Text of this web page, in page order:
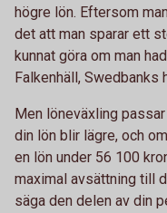
högre lön. Eftersom
det att man sparar ett
kunnat göra om man
Falkenhäll, Swedbanks
Men löneväxling
din lön blir lägre, och
en lön under 56 100
maximal avsättning till
säga den delen av din